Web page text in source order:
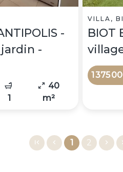
-
jardin -
1
40
m²
VILLA,
BIOT
1 375
1 2